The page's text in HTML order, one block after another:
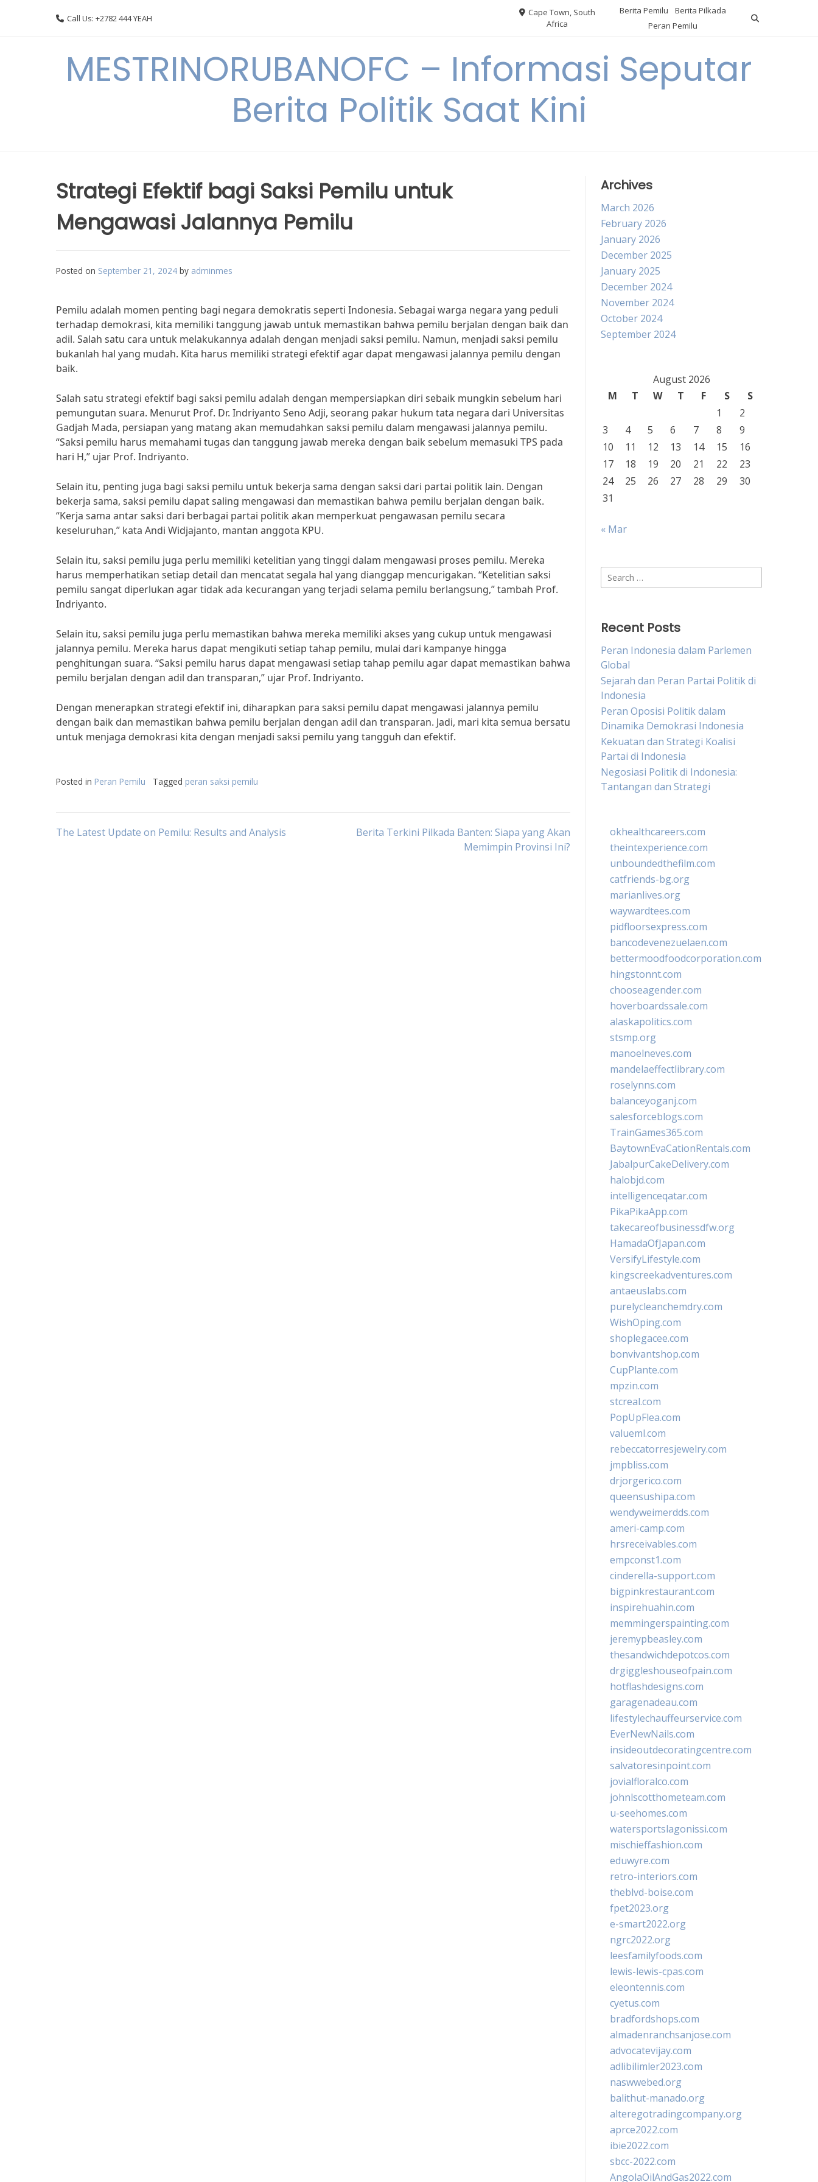
Call Us: +2782 444 YEAH
Cape Town, South
Africa
Berita Pemilu
Berita Pilkada
Peran Pemilu
MESTRINORUBANOFC – Informasi Seputar
Berita Politik Saat Kini
Strategi Efektif bagi Saksi Pemilu untuk
Mengawasi Jalannya Pemilu
Posted on September 21, 2024 by adminmes
Pemilu adalah momen penting bagi negara demokratis seperti Indonesia. Sebagai warga negara yang peduli
terhadap demokrasi, kita memiliki tanggung jawab untuk memastikan bahwa pemilu berjalan dengan baik dan
adil. Salah satu cara untuk melakukannya adalah dengan menjadi saksi pemilu. Namun, menjadi saksi pemilu
bukanlah hal yang mudah. Kita harus memiliki strategi efektif agar dapat mengawasi jalannya pemilu dengan
baik.
Salah satu strategi efektif bagi saksi pemilu adalah dengan mempersiapkan diri sebaik mungkin sebelum hari
pemungutan suara. Menurut Prof. Dr. Indriyanto Seno Adji, seorang pakar hukum tata negara dari Universitas
Gadjah Mada, persiapan yang matang akan memudahkan saksi pemilu dalam mengawasi jalannya pemilu.
“Saksi pemilu harus memahami tugas dan tanggung jawab mereka dengan baik sebelum memasuki TPS pada
hari H,” ujar Prof. Indriyanto.
Selain itu, penting juga bagi saksi pemilu untuk bekerja sama dengan saksi dari partai politik lain. Dengan
bekerja sama, saksi pemilu dapat saling mengawasi dan memastikan bahwa pemilu berjalan dengan baik.
“Kerja sama antar saksi dari berbagai partai politik akan memperkuat pengawasan pemilu secara
keseluruhan,” kata Andi Widjajanto, mantan anggota KPU.
Selain itu, saksi pemilu juga perlu memiliki ketelitian yang tinggi dalam mengawasi proses pemilu. Mereka
harus memperhatikan setiap detail dan mencatat segala hal yang dianggap mencurigakan. “Ketelitian saksi
pemilu sangat diperlukan agar tidak ada kecurangan yang terjadi selama pemilu berlangsung,” tambah Prof.
Indriyanto.
Selain itu, saksi pemilu juga perlu memastikan bahwa mereka memiliki akses yang cukup untuk mengawasi
jalannya pemilu. Mereka harus dapat mengikuti setiap tahap pemilu, mulai dari kampanye hingga
penghitungan suara. “Saksi pemilu harus dapat mengawasi setiap tahap pemilu agar dapat memastikan bahwa
pemilu berjalan dengan adil dan transparan,” ujar Prof. Indriyanto.
Dengan menerapkan strategi efektif ini, diharapkan para saksi pemilu dapat mengawasi jalannya pemilu
dengan baik dan memastikan bahwa pemilu berjalan dengan adil dan transparan. Jadi, mari kita semua bersatu
untuk menjaga demokrasi kita dengan menjadi saksi pemilu yang tangguh dan efektif.
Posted in Peran Pemilu Tagged peran saksi pemilu
Post
The Latest Update on Pemilu: Results and Analysis
Berita Terkini Pilkada Banten: Siapa yang Akan
Memimpin Provinsi Ini?
Archives
March 2026
February 2026
January 2026
December 2025
January 2025
December 2024
November 2024
October 2024
September 2024
August 2026
M
T W T F S
S
1
2
3
4 5 6 7 8
9
10
11 12 13 14 15
16
17
18 19 20 21 22
23
24
25 26 27 28 29
30
31
« Mar
Search
for:
Recent Posts
Peran Indonesia dalam Parlemen
Global
Sejarah dan Peran Partai Politik di
Indonesia
Peran Oposisi Politik dalam
Dinamika Demokrasi Indonesia
Kekuatan dan Strategi Koalisi
Partai di Indonesia
Negosiasi Politik di Indonesia:
Tantangan dan Strategi
okhealthcareers.com
theintexperience.com
unboundedthefilm.com
catfriends-bg.org
marianlives.org
waywardtees.com
pidfloorsexpress.com
bancodevenezuelaen.com
bettermoodfoodcorporation.com
hingstonnt.com
chooseagender.com
hoverboardssale.com
alaskapolitics.com
stsmp.org
manoelneves.com
mandelaeffectlibrary.com
roselynns.com
balanceyoganj.com
salesforceblogs.com
TrainGames365.com
BaytownEvaCationRentals.com
JabalpurCakeDelivery.com
halobjd.com
intelligenceqatar.com
PikaPikaApp.com
takecareofbusinessdfw.org
HamadaOfJapan.com
VersifyLifestyle.com
kingscreekadventures.com
antaeuslabs.com
purelycleanchemdry.com
WishOping.com
shoplegacee.com
bonvivantshop.com
CupPlante.com
mpzin.com
stcreal.com
PopUpFlea.com
valueml.com
rebeccatorresjewelry.com
jmpbliss.com
drjorgerico.com
queensushipa.com
wendyweimerdds.com
ameri-camp.com
hrsreceivables.com
empconst1.com
cinderella-support.com
bigpinkrestaurant.com
inspirehuahin.com
memmingerspainting.com
jeremypbeasley.com
thesandwichdepotcos.com
drgiggleshouseofpain.com
hotflashdesigns.com
garagenadeau.com
lifestylechauffeurservice.com
EverNewNails.com
insideoutdecoratingcentre.com
salvatoresinpoint.com
jovialfloralco.com
johnlscotthometeam.com
u-seehomes.com
watersportslagonissi.com
mischieffashion.com
eduwyre.com
retro-interiors.com
theblvd-boise.com
fpet2023.org
e-smart2022.org
ngrc2022.org
leesfamilyfoods.com
lewis-lewis-cpas.com
eleontennis.com
cyetus.com
bradfordshops.com
almadenranchsanjose.com
advocatevijay.com
adlibilimler2023.com
naswwebed.org
balithut-manado.org
alteregotradingcompany.org
aprce2022.com
ibie2022.com
sbcc-2022.com
AngolaOilAndGas2022.com